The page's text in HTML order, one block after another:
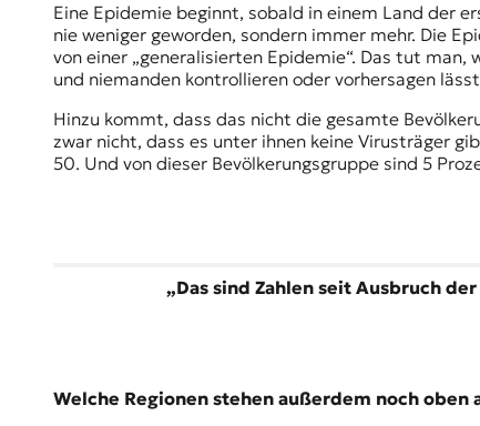
Eine Epidemie beginnt, sobald in einem Land der
nie weniger geworden, sondern immer mehr. Die
von einer „generalisierten Epidemie“. Das tut
und niemanden kontrollieren oder vorhersagen
Hinzu kommt, dass das nicht die gesamte
zwar nicht, dass es unter ihnen keine Virusträger
50. Und von dieser Bevölkerungsgruppe sind 5
„​Das sind Zahlen seit Ausbruch
Welche Regionen stehen außerdem noch oben